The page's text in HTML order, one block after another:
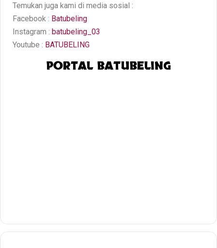
Temukan juga kami di media sosial :
Facebook : Batubeling
Instagram : batubeling_03
Youtube : BATUBELING
PORTAL BATUBELING